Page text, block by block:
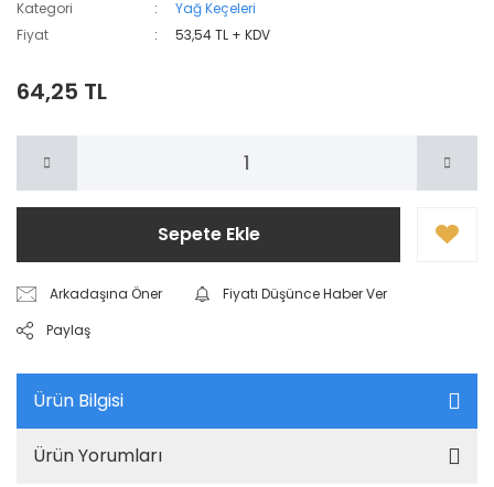
Kategori
Yağ Keçeleri
Fiyat
53,54 TL + KDV
64,25 TL
Sepete Ekle
Arkadaşına Öner
Fiyatı Düşünce Haber Ver
Paylaş
Ürün Bilgisi
Ürün Yorumları